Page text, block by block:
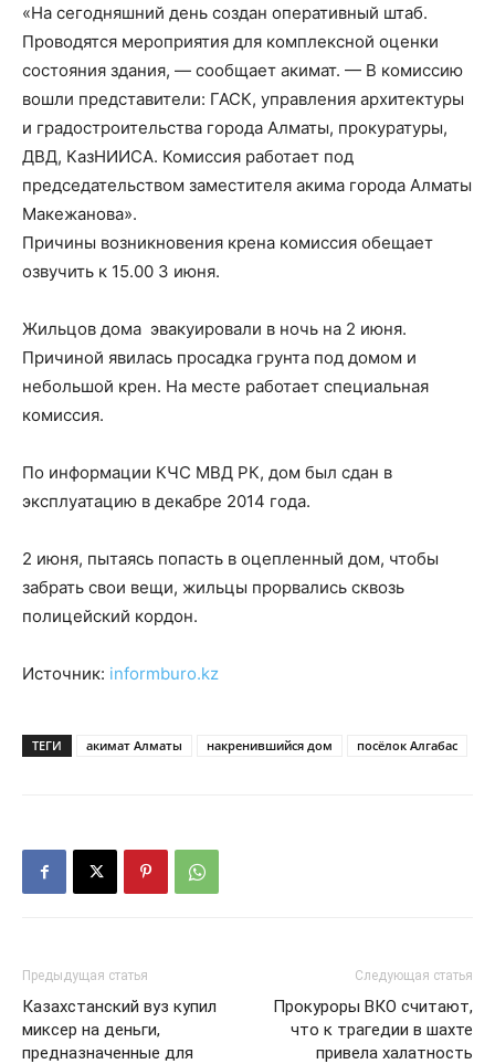
«На сегодняшний день создан оперативный штаб.
Проводятся мероприятия для комплексной оценки
состояния здания, — сообщает акимат. — В комиссию
вошли представители: ГАСК, управления архитектуры
и градостроительства города Алматы, прокуратуры,
ДВД, КазНИИСА. Комиссия работает под
председательством заместителя акима города Алматы
Макежанова».
Причины возникновения крена комиссия обещает
озвучить к 15.00 3 июня.
Жильцов дома эвакуировали в ночь на 2 июня.
Причиной явилась просадка грунта под домом и
небольшой крен. На месте работает специальная
комиссия.
По информации КЧС МВД РК, дом был сдан в
эксплуатацию в декабре 2014 года.
2 июня, пытаясь попасть в оцепленный дом, чтобы
забрать свои вещи, жильцы прорвались сквозь
полицейский кордон.
Источник: informburo.kz
ТЕГИ акимат Алматы накренившийся дом посёлок Алгабас
Предыдущая статья
Казахстанский вуз купил
миксер на деньги,
предназначенные для
Следующая статья
Прокуроры ВКО считают,
что к трагедии в шахте
привела халатность